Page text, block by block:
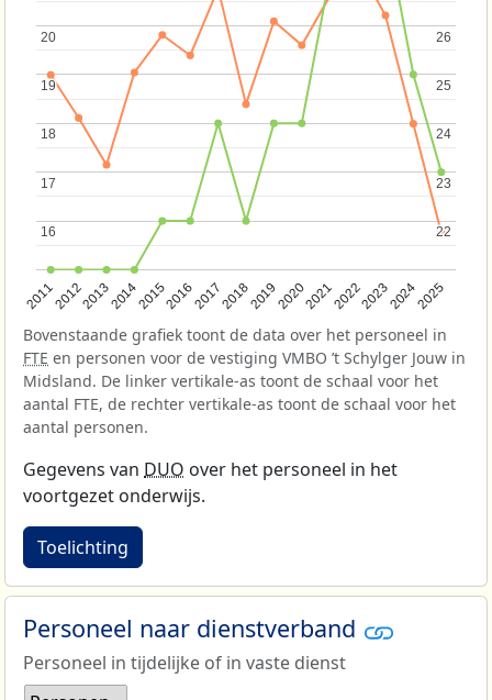
201120122013201420152016201720182019202020212022202320242025
16
16
17
17
18
18
19
19
20
20
22
22
23
23
24
24
25
25
26
26
Bovenstaande grafiek toont de data over het personeel in
FTE en personen voor de vestiging VMBO ’t Schylger Jouw in
Midsland. De linker vertikale-as toont de schaal voor het
aantal FTE, de rechter vertikale-as toont de schaal voor het
aantal personen.
Gegevens van DUO over het personeel in het
voortgezet onderwijs.
Toelichting
Personeel naar dienstverband
Personeel in tijdelijke of in vaste dienst